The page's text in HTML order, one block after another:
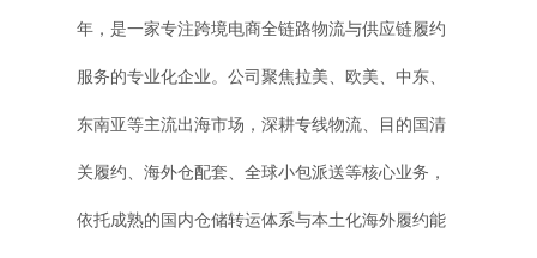
年，是一家专注跨境电商全链路物流与供应链履约
服务的专业化企业。公司聚焦拉美、欧美、中东、
东南亚等主流出海市场，深耕专线物流、目的国清
关履约、海外仓配套、全球小包派送等核心业务，
依托成熟的国内仓储转运体系与本土化海外履约能